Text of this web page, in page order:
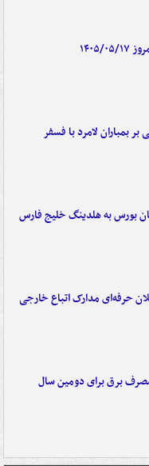
۱۷
بمباران لامرد با فسفر
حرفه‌ای مدارک اتباع خارجی
مصرف برق برای دومین سال